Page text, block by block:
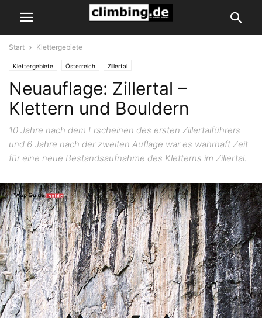
Start Klettergebiete
Klettergebiete Österreich Zillertal
Neuauflage: Zillertal –
Klettern und Bouldern
10 Jahre nach dem Erscheinen des ersten Zillertalführers
und 6 Jahre nach der zweiten Auflage war es wahrhaft Zeit
für eine neue Bestandsaufnahme des Kletterns im Zillertal.